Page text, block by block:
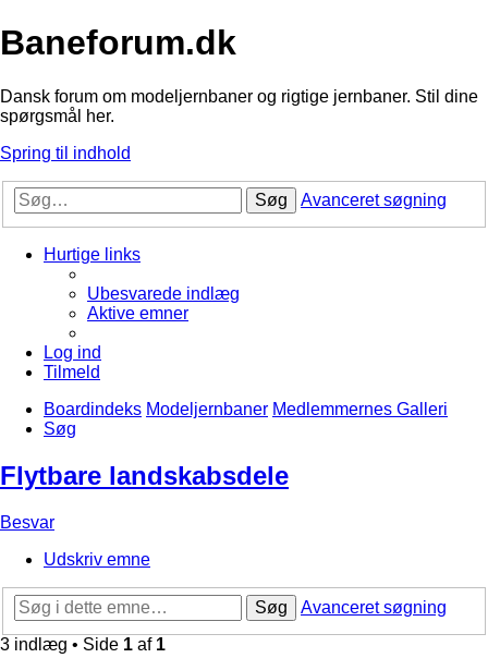
Baneforum.dk
Dansk forum om modeljernbaner og rigtige jernbaner. Stil dine
spørgsmål her.
Spring til indhold
Søg Avanceret søgning
Hurtige links
Ubesvarede indlæg
Aktive emner
Log ind
Tilmeld
Boardindeks Modeljernbaner Medlemmernes Galleri
Søg
Flytbare landskabsdele
Besvar
Udskriv emne
Søg
Avanceret søgning
3 indlæg • Side 1 af 1